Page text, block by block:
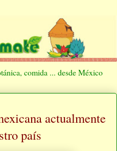
comida ... desde México
actualmente
país